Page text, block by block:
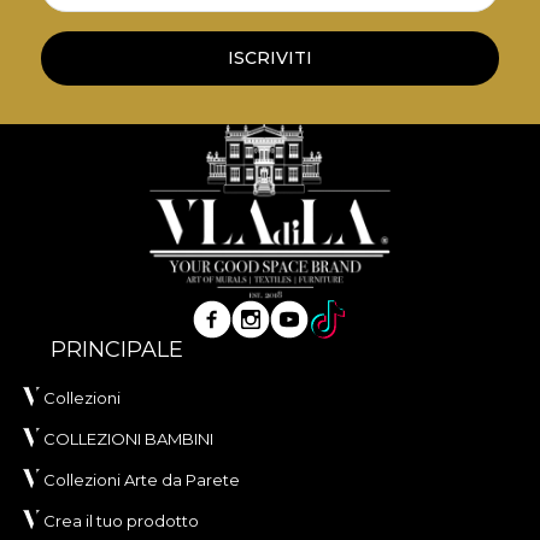
VELVET este un material tricotat cu textură moale
și aspect sofisticat, conceput pentru interioare în
care confortul tactil și eleganța vizuală sunt
material are o greutate de300 g/mp, ceea ce îi
oferă consistență și o prezență vizuală bogată.
Materialul are tratament Water Repellent
Fire Retardant, fiind potrivit atât
pentru utilizare rezidențială, cât și pentru proiecte
profesionale de amenajare. Este certificat
TEX Standard 100 și REACH.
rezistență la uzură, având
abraziune. Se evidențiază și prin comportament
și prin conformitatea la testul de inflamabilitate tip
țigară.
ISCRIVITI
PRINCIPALE
Collezioni
COLLEZIONI BAMBINI
Collezioni Arte da Parete
Crea il tuo prodotto